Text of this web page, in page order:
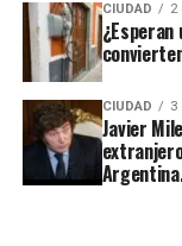
CIUDAD 2
¿Esperan
CIUDAD 3
Javier